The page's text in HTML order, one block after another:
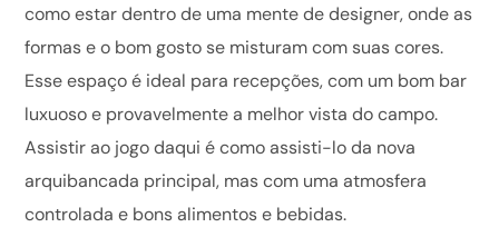
como estar dentro de uma mente de designer, onde as
formas e o bom gosto se misturam com suas cores.
Esse espaço é ideal para recepções, com um bom bar
luxuoso e provavelmente a melhor vista do campo.
Assistir ao jogo daqui é como assisti-lo da nova
arquibancada principal, mas com uma atmosfera
controlada e bons alimentos e bebidas.